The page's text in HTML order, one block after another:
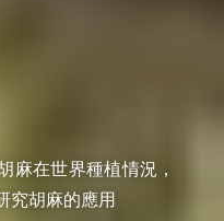
麻在世界種植情況，